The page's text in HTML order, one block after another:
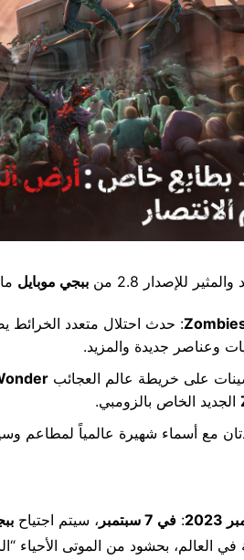
للإصدار 2.8 من ببجي موبايل
: حدث احتلال متعدد الخرائط
وعناصر جديدة والمزيد.
على خريطة عالم العجائب
الجديد الخاص بالزومبي. ‎
مع أسماء شهيرة عالمياً لمطاعم
: في 7 سبتمبر ، سيتم اجتياح